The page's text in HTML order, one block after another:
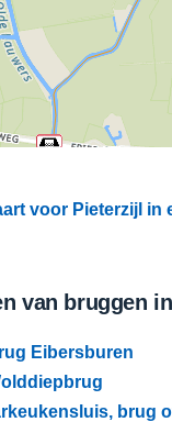
voor Pieterzijl in
van bruggen
Eibersburen
brug